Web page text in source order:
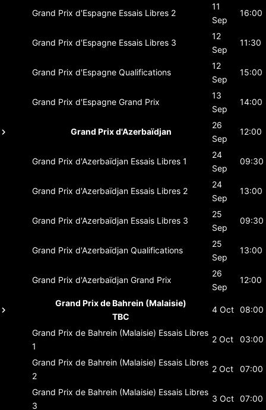
Grand Prix d'Espagne Essais Libres 2
11
Sep
16:00
Grand Prix d'Espagne Essais Libres 3
12
Sep
11:30
Grand Prix d'Espagne Qualifications
12
Sep
15:00
Grand Prix d'Espagne Grand Prix
13
Sep
14:00
Grand Prix d'Azerbaïdjan
26
Sep
12:00
Grand Prix d'Azerbaïdjan Essais Libres 1
24
Sep
09:30
Grand Prix d'Azerbaïdjan Essais Libres 2
24
Sep
13:00
Grand Prix d'Azerbaïdjan Essais Libres 3
25
Sep
09:30
Grand Prix d'Azerbaïdjan Qualifications
25
Sep
13:00
Grand Prix d'Azerbaïdjan Grand Prix
26
Sep
12:00
Grand Prix de Bahrein (Malaisie)
TBC
4 Oct 08:00
Grand Prix de Bahrein (Malaisie) Essais Libres
1
2 Oct 03:00
Grand Prix de Bahrein (Malaisie) Essais Libres
2
2 Oct 07:00
Grand Prix de Bahrein (Malaisie) Essais Libres
3
3 Oct 07:00